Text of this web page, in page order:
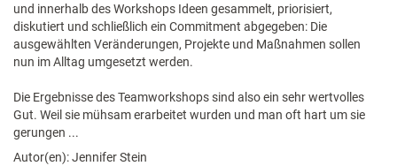
und innerhalb des Workshops Ideen gesammelt, priorisiert,
diskutiert und schließlich ein Commitment abgegeben: Die
ausgewählten Veränderungen, Projekte und Maßnahmen sollen
nun im Alltag umgesetzt werden.
Die Ergebnisse des Teamworkshops sind also ein sehr wertvolles
Gut. Weil sie mühsam erarbeitet wurden und man oft hart um sie
gerungen ...
Autor(en): Jennifer Stein